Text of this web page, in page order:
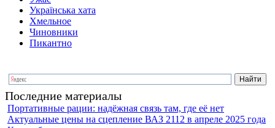
Українська хата
Хмельное
Чиновники
Пикантно
Последние материалы
Портативные рации: надёжная связь там, где её нет
Актуальные цены на сцепление ВАЗ 2112 в апреле 2025 года